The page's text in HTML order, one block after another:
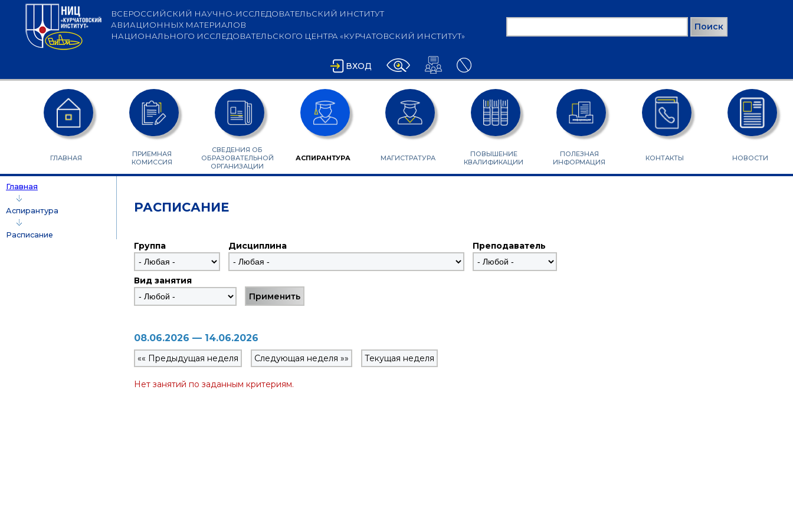
Перейти к основному содержанию
ВСЕРОССИЙСКИЙ НАУЧНО-ИССЛЕДОВАТЕЛЬСКИЙ ИНСТИТУТ
АВИАЦИОННЫХ МАТЕРИАЛОВ
НАЦИОНАЛЬНОГО ИССЛЕДОВАТЕЛЬСКОГО ЦЕНТРА «КУРЧАТОВСКИЙ ИНСТИТУТ»
ВХОД
ГЛАВНАЯ
ПРИЕМНАЯ
КОМИССИЯ
СВЕДЕНИЯ ОБ
ОБРАЗОВАТЕЛЬНОЙ
ОРГАНИЗАЦИИ
АСПИРАНТУРА МАГИСТРАТУРА
ПОВЫШЕНИЕ
КВАЛИФИКАЦИИ
ПОЛЕЗНАЯ
ИНФОРМАЦИЯ
КОНТАКТЫ НОВОСТИ
Главная
Аспирантура
Расписание
РАСПИСАНИЕ
Группа Дисциплина Преподаватель
Вид занятия
08.06.2026 — 14.06.2026
«« Предыдущая неделя Следующая неделя »» Текущая неделя
Нет занятий по заданным критериям.